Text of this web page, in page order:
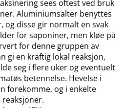
sees oftest ved bruk
Aluminiumsalter benyttes
og disse gir normalt en svak
for saponiner, men kløe på
for denne gruppen av
gi en kraftig lokal reaksjon,
seg i flere uker og eventuelt
betennelse. Hevelse i
forekomme, og i enkelte